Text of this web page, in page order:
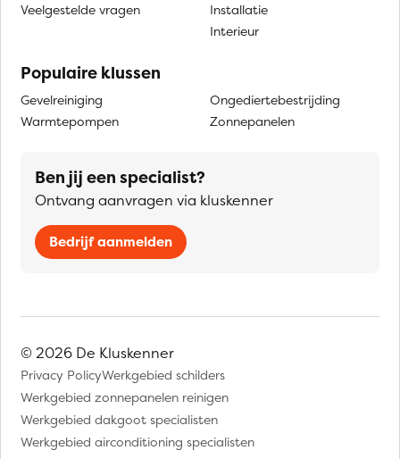
Veelgestelde vragen
Installatie
Interieur
Populaire klussen
Gevelreiniging
Warmtepompen
Ongediertebestrijding
Zonnepanelen
Ben jij een specialist?
Ontvang aanvragen via kluskenner
Bedrijf aanmelden
© 2026 De Kluskenner
Privacy PolicyWerkgebied schilders
Werkgebied zonnepanelen reinigen
Werkgebied dakgoot specialisten
Werkgebied airconditioning specialisten